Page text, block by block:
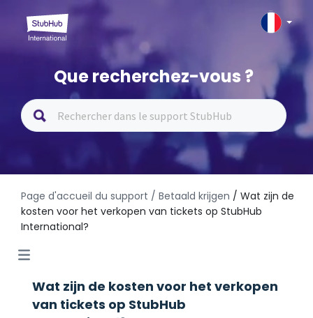
Que recherchez-vous ?
Page d'accueil du support / Betaald krijgen / Wat zijn de
kosten voor het verkopen van tickets op StubHub
International?
Wat zijn de kosten voor het verkopen
van tickets op StubHub